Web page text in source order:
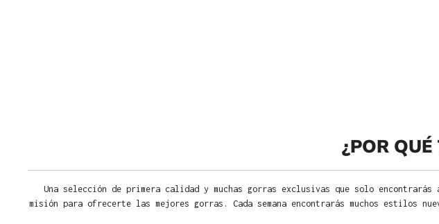
¿POR
Una selección de primera calidad y muchas gorras exclusivas que solo
misión para ofrecerte las mejores gorras. Cada semana encontrarás muchos estilos